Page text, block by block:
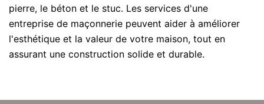
pierre, le béton et le stuc. Les services d'une
entreprise de maçonnerie peuvent aider à améliorer
l'esthétique et la valeur de votre maison, tout en
assurant une construction solide et durable.